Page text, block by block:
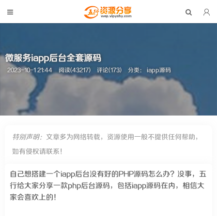
微服务iapp后台全套源码
2023-10-1 21:44 阅读(43217) 评论(173) 分类：iapp源码
特别声明： 文章多为网络转载，资源使用一般不提供任何帮助，
如有侵权请联系！
自己想搭建一个iapp后台没有好的PHP源码怎么办？没事，五
行给大家分享一款php后台源码，包括iapp源码在内，相信大
家会喜欢上的！